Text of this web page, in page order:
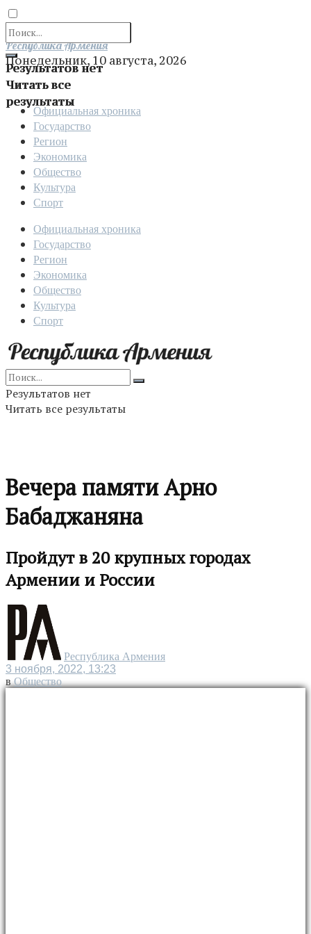
Результатов нет
Читать все
результаты
Отправить
Республика Армения
Понедельник, 10 августа, 2026
Официальная хроника
Государство
Регион
Экономика
Общество
Культура
Спорт
Официальная хроника
Государство
Регион
Экономика
Общество
Культура
Спорт
Результатов нет
Читать все результаты
Вечера памяти Арно
Бабаджаняна
Пройдут в 20 крупных городах
Армении и России
Республика Армения
3 ноября, 2022, 13:23
в Общество